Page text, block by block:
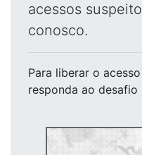
acessos
conosco.
Para liberar o acesso
responda ao desafio